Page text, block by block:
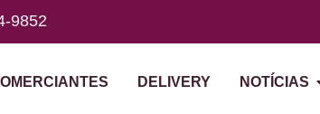
9852
DELIVERY NOTÍCIAS